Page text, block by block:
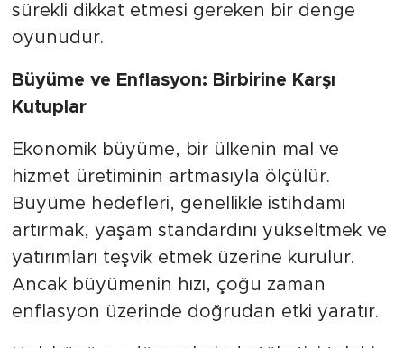
sürekli dikkat etmesi gereken bir denge
oyunudur.
Büyüme ve Enflasyon: Birbirine Karşı
Kutuplar
Ekonomik büyüme, bir ülkenin mal ve
hizmet üretiminin artmasıyla ölçülür.
Büyüme hedefleri, genellikle istihdamı
artırmak, yaşam standardını yükseltmek ve
yatırımları teşvik etmek üzerine kurulur.
Ancak büyümenin hızı, çoğu zaman
enflasyon üzerinde doğrudan etki yaratır.